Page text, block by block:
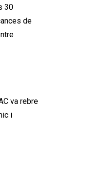
30
de
va rebre
i